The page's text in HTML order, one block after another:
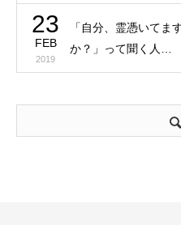
23
FEB
2019
「自分、霊憑いてま
か？」って聞く人…